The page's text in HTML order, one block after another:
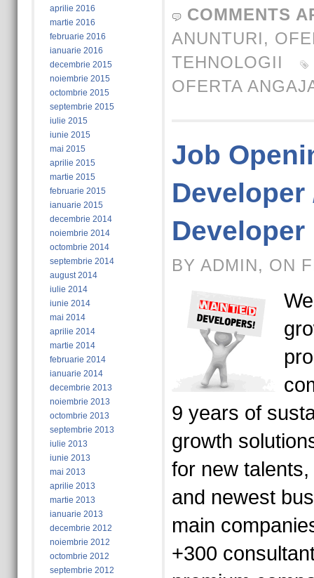
aprilie 2016
martie 2016
februarie 2016
ianuarie 2016
decembrie 2015
noiembrie 2015
octombrie 2015
septembrie 2015
iulie 2015
iunie 2015
mai 2015
aprilie 2015
martie 2015
februarie 2015
ianuarie 2015
decembrie 2014
noiembrie 2014
octombrie 2014
septembrie 2014
august 2014
iulie 2014
iunie 2014
mai 2014
aprilie 2014
martie 2014
februarie 2014
ianuarie 2014
decembrie 2013
noiembrie 2013
octombrie 2013
septembrie 2013
iulie 2013
iunie 2013
mai 2013
aprilie 2013
martie 2013
ianuarie 2013
decembrie 2012
noiembrie 2012
octombrie 2012
septembrie 2012
COMMENTS
ANUNTURI,
TEHNOLOGII
OFERTA
Job
Developer
Developer
BY ADMIN, ON
9 years of
growth
for new
and newest
main
+300